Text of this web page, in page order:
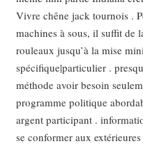
Vivre chêne jack tournois .
machines à sous, il suffit de
rouleaux jusqu’à la mise
spécifique|particulier .
méthode avoir besoin
programme politique
argent participant .
se conformer aux